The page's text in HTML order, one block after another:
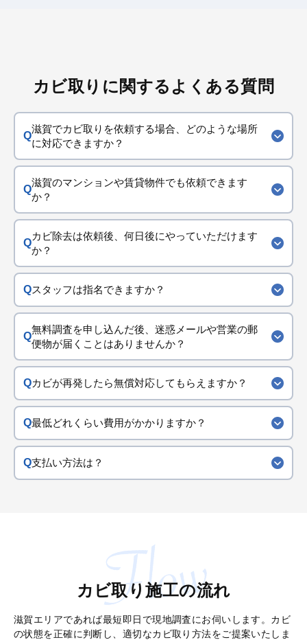
カビ取りに関するよくある質問
滋賀でカビ取りを依頼する場合、どのような場所
に対応できますか？
滋賀のマンションや賃貸物件でも依頼できます
か？
カビ除去は依頼後、何日後にやっていただけます
か？
スタッフは指名できますか？
無料調査を申し込んだ後、迷惑メールや営業の郵
便物が届くことはありませんか？
カビが再発したら無償対応してもらえますか？
最低どれくらい費用がかかりますか？
支払い方法は？
カビ取り施工の流れ
滋賀エリアであれば最短即日で現地調査にお伺いします。カビ
の状態を正確に判断し、適切なカビ取り方法をご提案いたしま